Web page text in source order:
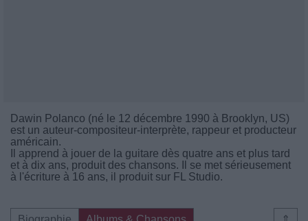
Dawin Polanco (né le 12 décembre 1990 à Brooklyn, US)
est un auteur-compositeur-interprète, rappeur et producteur
américain.
Il apprend à jouer de la guitare dès quatre ans et plus tard
et à dix ans, produit des chansons. Il se met sérieusement
à l'écriture à 16 ans, il produit sur FL Studio.